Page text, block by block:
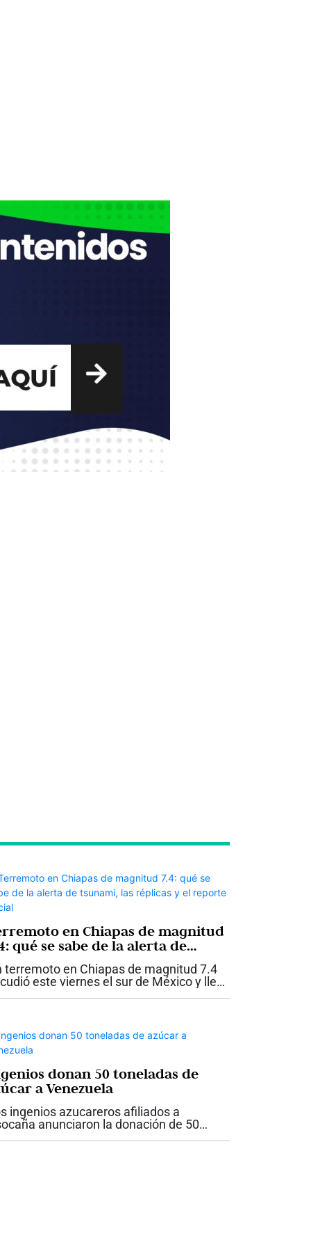
en Chiapas de magnitud
qué se sabe de la alerta de
las réplicas y el reporte
terremoto en Chiapas de magnitud 7.4
este viernes el sur de México y llevó
donan 50 toneladas de
a Venezuela
ingenios azucareros afiliados a
anunciaron la donación de 50